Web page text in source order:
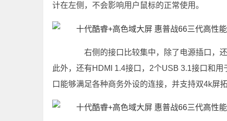
计在左侧，不会影响用户鼠标的正常使用。
右侧的接口比较集中，除了电源插口，还
此外，还有HDMI 1.4接口，2个USB 3.1接口和
口能够满足各种商务外设的连接，并支持双4k屏拓